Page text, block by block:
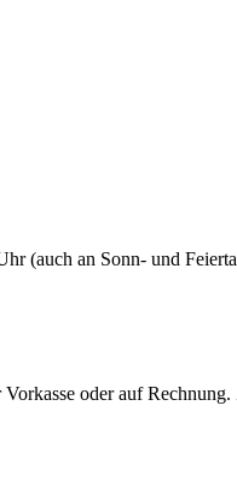
(auch an Sonn- und
oder auf